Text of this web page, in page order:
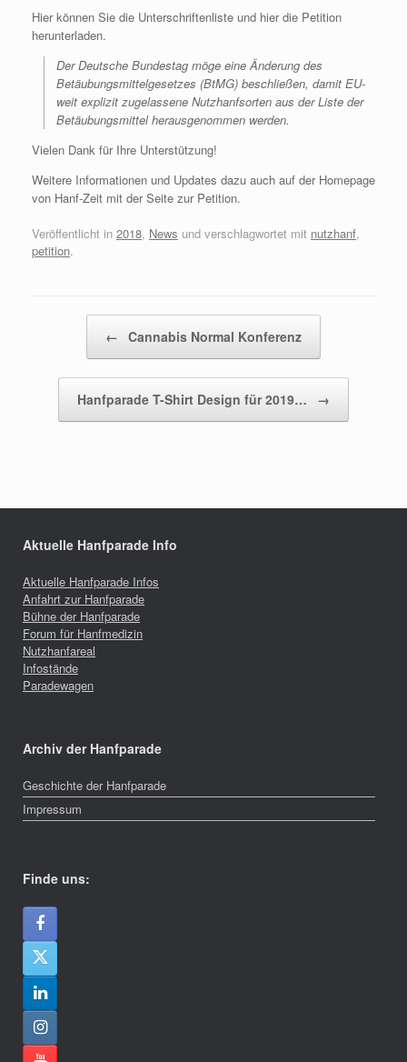
Hier können Sie die Unterschriftenliste und hier die Petition
herunterladen.
Der Deutsche Bundestag möge eine Änderung des
Betäubungsmittelgesetzes (BtMG) beschließen, damit EU-
weit explizit zugelassene Nutzhanfsorten aus der Liste der
Betäubungsmittel herausgenommen werden.
Vielen Dank für Ihre Unterstützung!
Weitere Informationen und Updates dazu auch auf der Homepage
von Hanf-Zeit mit der Seite zur Petition.
Veröffentlicht in 2018, News und verschlagwortet mit nutzhanf,
petition.
← Cannabis Normal Konferenz
Hanfparade T-Shirt Design für 2019… →
Aktuelle Hanfparade Info
Aktuelle Hanfparade Infos
Anfahrt zur Hanfparade
Bühne der Hanfparade
Forum für Hanfmedizin
Nutzhanfareal
Infostände
Paradewagen
Archiv der Hanfparade
Geschichte der Hanfparade
Impressum
Finde uns: